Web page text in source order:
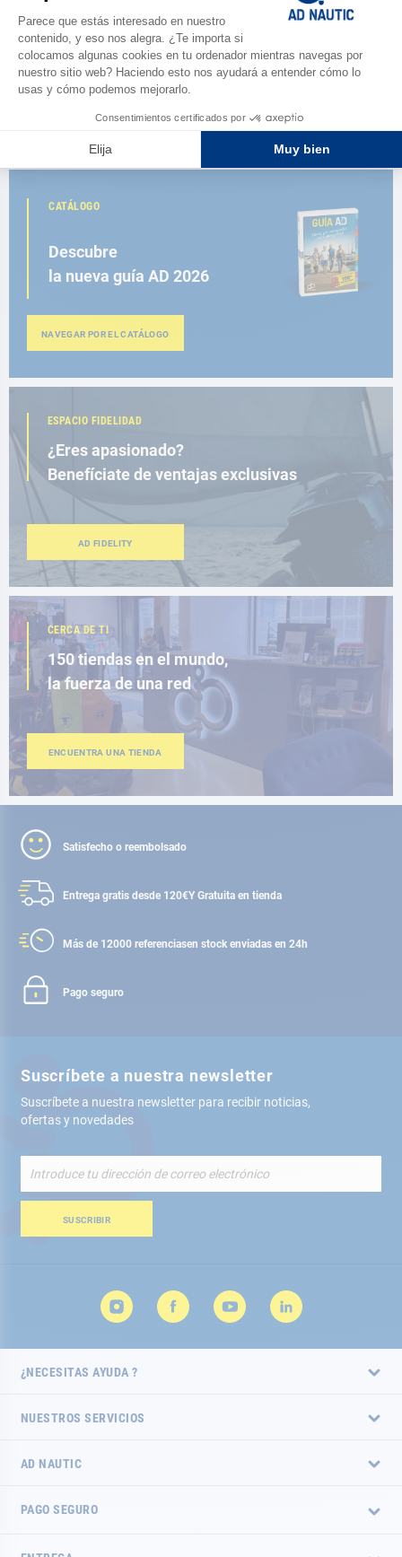
5,80 €
CATÁLOGO
Descubre
la nueva guía AD 2026
NAVEGAR POR EL CATÁLOGO
ESPACIO FIDELIDAD
¿Eres apasionado?
Benefíciate de ventajas exclusivas
AD FIDELITY
CERCA DE TI
150 tiendas en el mundo,
la fuerza de una red
ENCUENTRA UNA TIENDA
Satisfecho o reembolsado
Entrega gratis desde 120€Y Gratuita en tienda
Más de 12000 referenciasen stock enviadas en 24h
Pago seguro
Suscríbete a nuestra newsletter
Suscríbete a nuestra newsletter para recibir noticias,
ofertas y novedades
nuestro
de
SUSCRIBIR
¿NECESITAS AYUDA ?
NUESTROS SERVICIOS
AD NAUTIC
PAGO SEGURO